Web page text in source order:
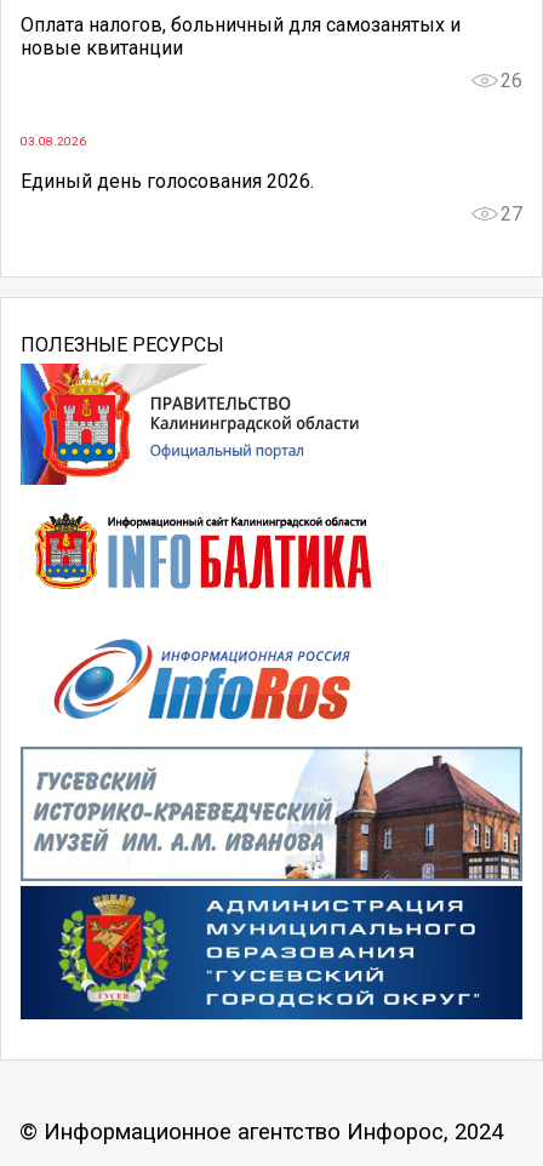
Оплата налогов, больничный для самозанятых и
новые квитанции
26
03.08.2026
Единый день голосования 2026.
27
ПОЛЕЗНЫЕ РЕСУРСЫ
© Информационное агентство Инфорос, 2024